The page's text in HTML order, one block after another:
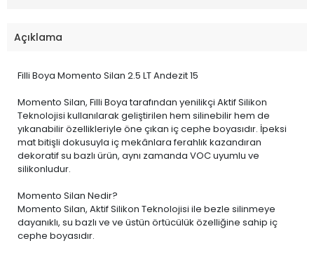
Açıklama
Filli Boya Momento Silan 2.5 LT Andezit 15
Momento Silan, Filli Boya tarafından yenilikçi Aktif Silikon
Teknolojisi kullanılarak geliştirilen hem silinebilir hem de
yıkanabilir özellikleriyle öne çıkan iç cephe boyasıdır. İpeksi
mat bitişli dokusuyla iç mekânlara ferahlık kazandıran
dekoratif su bazlı ürün, aynı zamanda VOC uyumlu ve
silikonludur.
Momento Silan Nedir?
Momento Silan, Aktif Silikon Teknolojisi ile bezle silinmeye
dayanıklı, su bazlı ve ve üstün örtücülük özelliğine sahip iç
cephe boyasıdır.